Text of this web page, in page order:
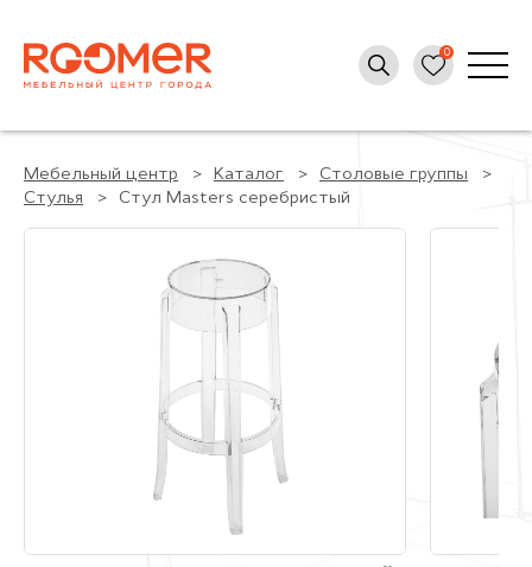
Мебельный центр Каталог
Столовые группы
Стулья
Стул Masters серебристый